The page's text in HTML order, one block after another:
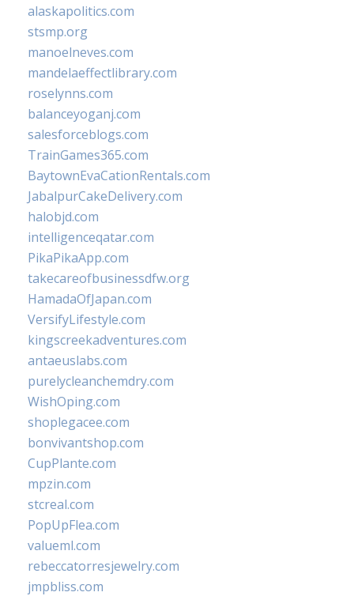
alaskapolitics.com
stsmp.org
manoelneves.com
mandelaeffectlibrary.com
roselynns.com
balanceyoganj.com
salesforceblogs.com
TrainGames365.com
BaytownEvaCationRentals.com
JabalpurCakeDelivery.com
halobjd.com
intelligenceqatar.com
PikaPikaApp.com
takecareofbusinessdfw.org
HamadaOfJapan.com
VersifyLifestyle.com
kingscreekadventures.com
antaeuslabs.com
purelycleanchemdry.com
WishOping.com
shoplegacee.com
bonvivantshop.com
CupPlante.com
mpzin.com
stcreal.com
PopUpFlea.com
valueml.com
rebeccatorresjewelry.com
jmpbliss.com